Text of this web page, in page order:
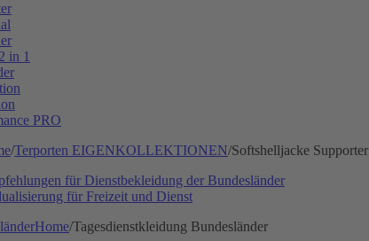
in 1
PRO
/Terporten EIGENKOLLEKTIONEN/Softshelljacke Supporter
für Dienstbekleidung der Bundesländer
für Freizeit und Dienst
Home/Tagesdienstkleidung Bundesländer